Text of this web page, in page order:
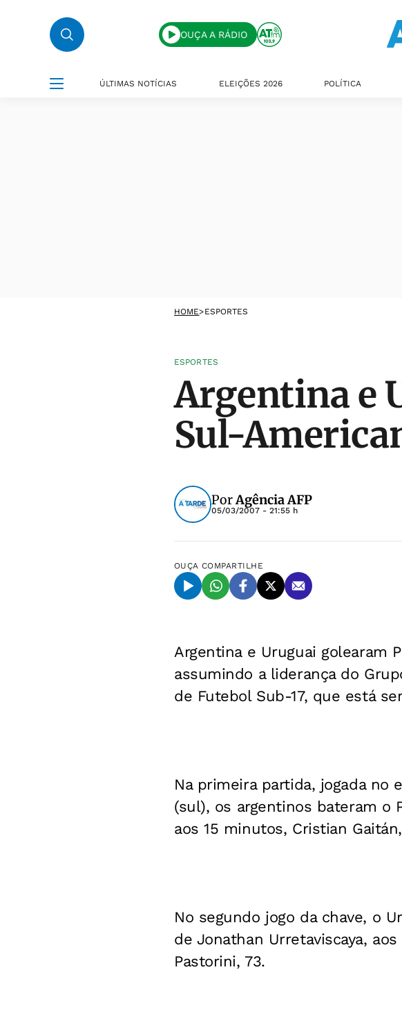
OUÇA A RÁDIO
ÚLTIMAS NOTÍCIAS ELEIÇÕES 2026 POLÍTICA
HOME>ESPORTES
ESPORTES
Argentina e
Sul-
PorAgência AFP
05/03/2007 - 21:55 h
OUÇA COMPARTILHE
Argentina e Uruguai golearam
assumindo a liderança do
de Futebol Sub-17, que está
Na primeira partida, jogada no
(sul), os argentinos bateram o
aos 15 minutos, Cristian
No segundo jogo da chave, o
de Jonathan Urretaviscaya,
Pastorini, 73.